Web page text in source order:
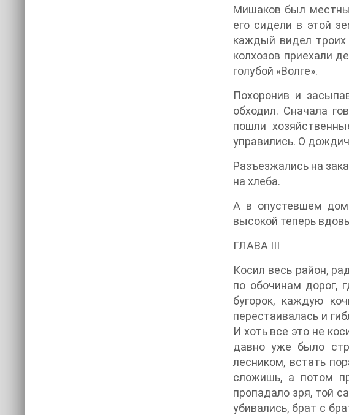
Мишаков был
его сидели в этой
каждый видел троих
колхозов приехали
голубой «Волге».
Похоронив и
обходил. Сначала
пошли
управились. О
Разъезжались на
на хлеба.
А в опустевшем
высокой теперь
ГЛАВА III
Косил весь район,
по обочинам дорог,
бугорок, каждую
перестаивалась и
И хоть все это не
давно уже было
лесником, встать
сложишь, а потом
пропадало зря, той
убивались, брат с